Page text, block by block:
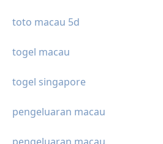
toto macau 5d
togel macau
togel singapore
pengeluaran macau